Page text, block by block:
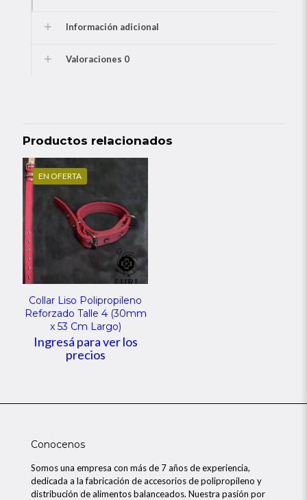
Información adicional
Valoraciones 0
Productos relacionados
EN OFERTA
Collar Liso Polipropileno
Reforzado Talle 4 (30mm
x 53 Cm Largo)
Ingresá para ver los
precios
Conocenos
Somos una empresa con más de 7 años de experiencia,
dedicada a la fabricación de accesorios de polipropileno y
distribución de alimentos balanceados. Nuestra pasión por